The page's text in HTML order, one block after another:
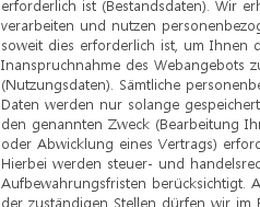
erforderlich ist (Bestandsdaten). Wir
verarbeiten und nutzen
soweit dies erforderlich ist, um Ihnen
Inanspruchnahme des Webangebots
(Nutzungsdaten). Sämtliche
Daten werden nur solange
den genannten Zweck (Bearbeitung
oder Abwicklung eines Vertrags)
Hierbei werden steuer- und
Aufbewahrungsfristen berücksichtigt.
der zuständigen Stellen dürfen wir im